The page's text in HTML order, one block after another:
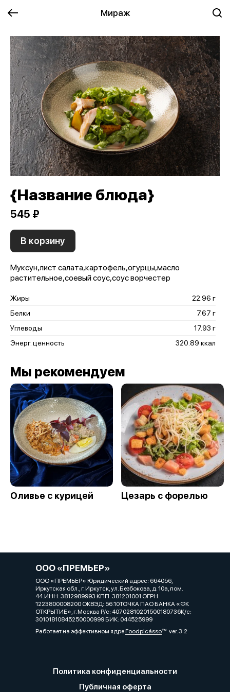
Мираж
{Название блюда}
545 ₽
В корзину
Муксун,лист салата,картофель,огурцы,масло
растительное,соевый соус,соус ворчестер
Жиры
22.96 г
Белки
7.67 г
Углеводы
17.93 г
Энерг. ценность
320.89 ккал
Мы рекомендуем
Оливье с курицей Цезарь с форелью
ООО «ПРЕМЬЕР»
ООО «ПРЕМЬЕР» Юридический адрес: 664056,
Иркутская обл., г. Иркутск, ул. Безбокова, д. 10а, пом.
44.ИНН: 3812989993 КПП: 381201001 ОГРН:
1223800008200 ОКВЭД: 56.10ТОЧКА ПАО БАНКА «ФК
ОТКРЫТИЕ», г. Москва Р/с: 40702810201500180736К/с:
30101810845250000999 БИК: 044525999
Работает на эффективном ядреFoodpicássover. 3.2
Политика конфиденциальности
Публичная оферта